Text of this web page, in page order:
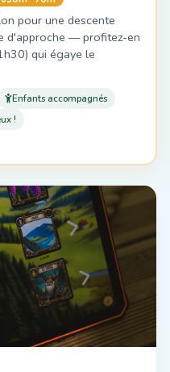
pour une descente
d'approche — profitez-en
qui égaye le
Enfants accompagnés
!